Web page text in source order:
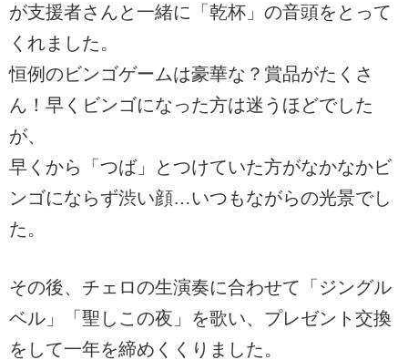
が支援者さんと一緒に「乾杯」の音頭をとって
くれました。
恒例のビンゴゲームは豪華な？賞品がたくさ
ん！早くビンゴになった方は迷うほどでした
が、
早くから「つば」とつけていた方がなかなかビ
ンゴにならず渋い顔…いつもながらの光景でし
た。
その後、チェロの生演奏に合わせて「ジングル
ベル」「聖しこの夜」を歌い、プレゼント交換
をして一年を締めくくりました。